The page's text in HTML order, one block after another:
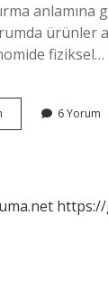
anlamına
ürünler
fiziksel…
Kategori
Ne
6 Yorum